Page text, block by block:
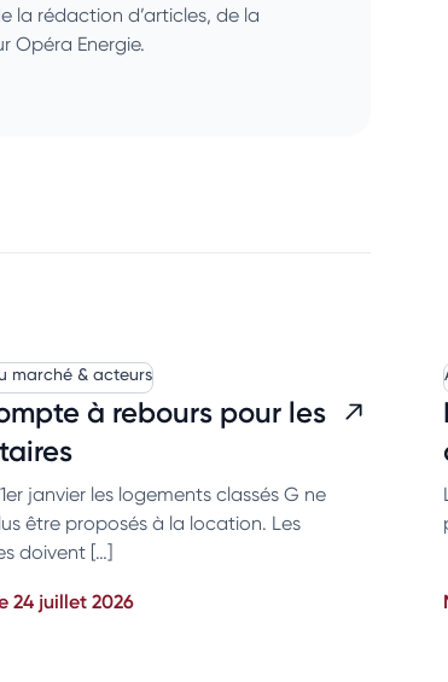
la rédaction d’articles, de la
Opéra Energie.
marché & acteurs
à rebours pour les
janvier les logements classés G ne
être proposés à la location. Les
doivent […]
24 juillet 2026